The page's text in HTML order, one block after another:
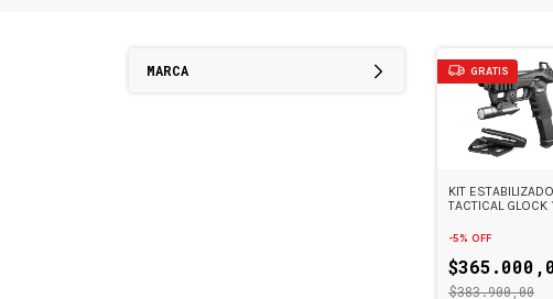
MARCA GRATIS
KIT
TACTICAL
-5% OFF
$383.900,00